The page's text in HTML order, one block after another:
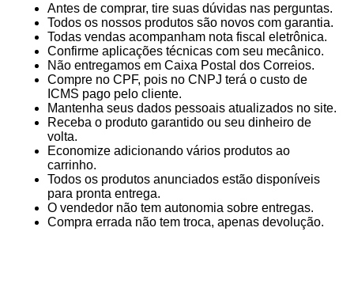
Antes de comprar, tire suas dúvidas nas perguntas.
Todos os nossos produtos são novos com garantia.
Todas vendas acompanham nota fiscal eletrônica.
Confirme aplicações técnicas com seu mecânico.
Não entregamos em Caixa Postal dos Correios.
Compre no CPF, pois no CNPJ terá o custo de
ICMS pago pelo cliente.
Mantenha seus dados pessoais atualizados no site.
Receba o produto garantido ou seu dinheiro de
volta.
Economize adicionando vários produtos ao
carrinho.
Todos os produtos anunciados estão disponíveis
para pronta entrega.
O vendedor não tem autonomia sobre entregas.
Compra errada não tem troca, apenas devolução.